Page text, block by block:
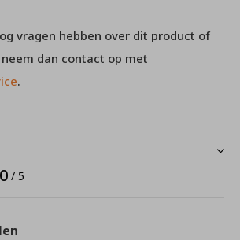
vragen hebben over dit product of
dan contact op met
.
0 / 5